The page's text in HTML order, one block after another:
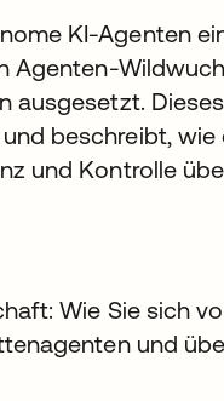
KI-Agenten
Agenten-
ausgesetzt.
beschreibt,
und Kontrolle
Wie Sie sich
und